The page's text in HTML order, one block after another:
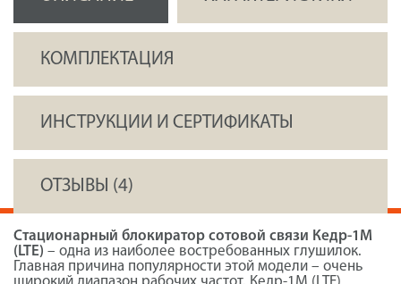
КОМПЛЕКТАЦИЯ
ИНСТРУКЦИИ И СЕРТИФИКАТЫ
ОТЗЫВЫ (4)
Стационарный блокиратор сотовой связи Кедр-1М
(LTE) – одна из наиболее востребованных глушилок.
Главная причина популярности этой модели – очень